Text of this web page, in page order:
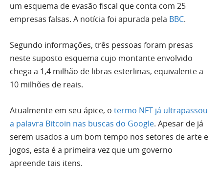
um esquema de evasão fiscal que conta com 25
empresas falsas. A notícia foi apurada pela BBC.
Segundo informações, três pessoas foram presas
neste suposto esquema cujo montante envolvido
chega a 1,4 milhão de libras esterlinas, equivalente a
10 milhões de reais.
Atualmente em seu ápice, o termo NFT já ultrapassou
a palavra Bitcoin nas buscas do Google. Apesar de já
serem usados a um bom tempo nos setores de arte e
jogos, esta é a primeira vez que um governo
apreende tais itens.